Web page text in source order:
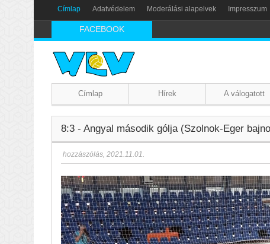
Címlap Adatvédelem Moderálási alapelvek Impresszum
FACEBOOK
Címlap Hírek A válogatott
8:3 - Angyal második gólja (Szolnok-Eger
hozzászólás, 2021.11.01.